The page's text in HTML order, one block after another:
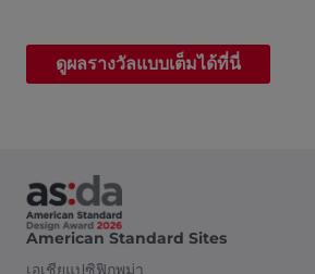
ดูผลรางวัลแบบเต็มได้ที่นี่
American Standard Sites
เอเชียแปซิฟิกพม่า